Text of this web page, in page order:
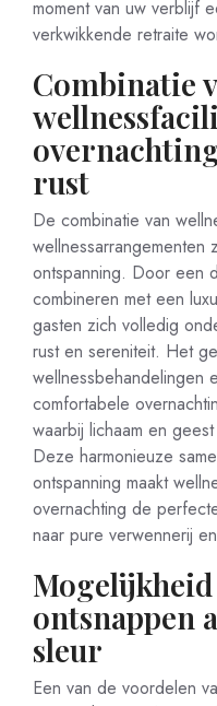
moment van uw verblijf
verkwikkende retraite
Combinatie
rust
De combinatie van
wellnessarrangementen
ontspanning. Door een
combineren met een
gasten zich volledig
rust en sereniteit. Het
wellnessbehandelingen
comfortabele
waarbij lichaam en
Deze harmonieuze
ontspanning maakt
overnachting de
naar pure verwennerij
ontsnappen
sleur
Een van de voordelen